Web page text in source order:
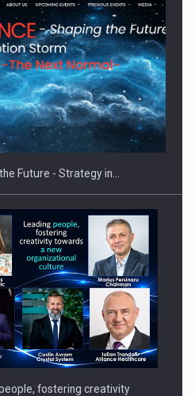
of Protein Demand
Future - Strategy in…
fostering creativity